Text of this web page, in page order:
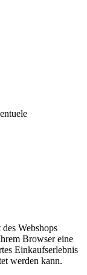
Webshops
Browser eine
Einkaufserlebnis
werden kann.